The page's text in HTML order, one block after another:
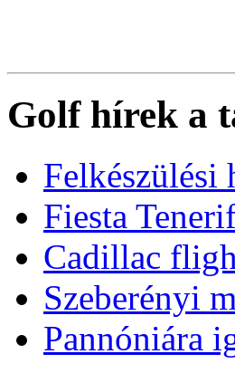
Golf hírek a
Felkészülési
Fiesta
Cadillac
Szeberényi
Pannóniára